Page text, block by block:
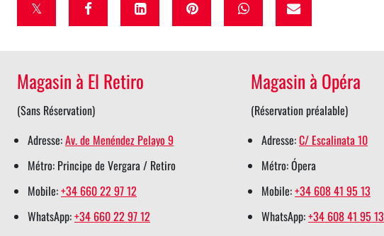
w
t
r
s
h
a
f
a
e
o
o
k
s
h
l
i
i
n
h
p
i
w
h
t
a
p
p
s
Magasin à El Retiro
(Sans Réservation)
Adresse:Av. de Menéndez Pelayo 9
Métro: Principe de Vergara / Retiro
Mobile:+34 660 22 97 12
WhatsApp:+34 660 22 97 12
Magasin à Opéra
(Réservation préalable)
Adresse:C/ Escalinata 10
Métro: Ópera
Mobile:+34 608 41 95 13
WhatsApp:+34 608 41 95 13